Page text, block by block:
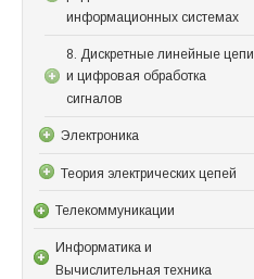
информационных системах
8. Дискретные линейные цепи
и цифровая обработка
сигналов
Электроника
Теория электрических цепей
Телекоммуникации
Информатика и
Вычислительная техника